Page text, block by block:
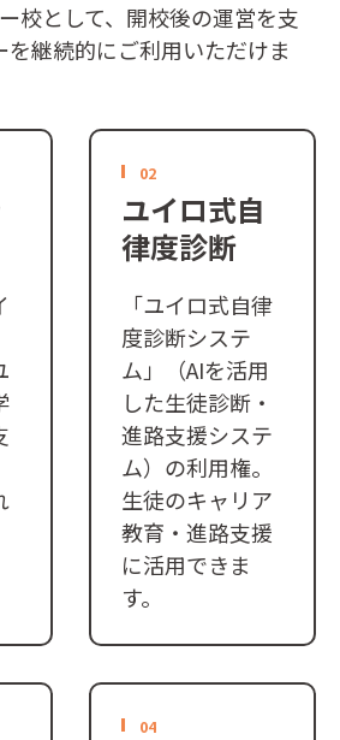
校として、開校後の運営を支
を継続的にご利用いただけま
02
ユイロ式自
律度診断
「ユイロ式自律
度診断システ
ム」（AIを活用
した生徒診断・
進路支援システ
ム）の利用権。
生徒のキャリア
教育・進路支援
に活用できま
す。
04